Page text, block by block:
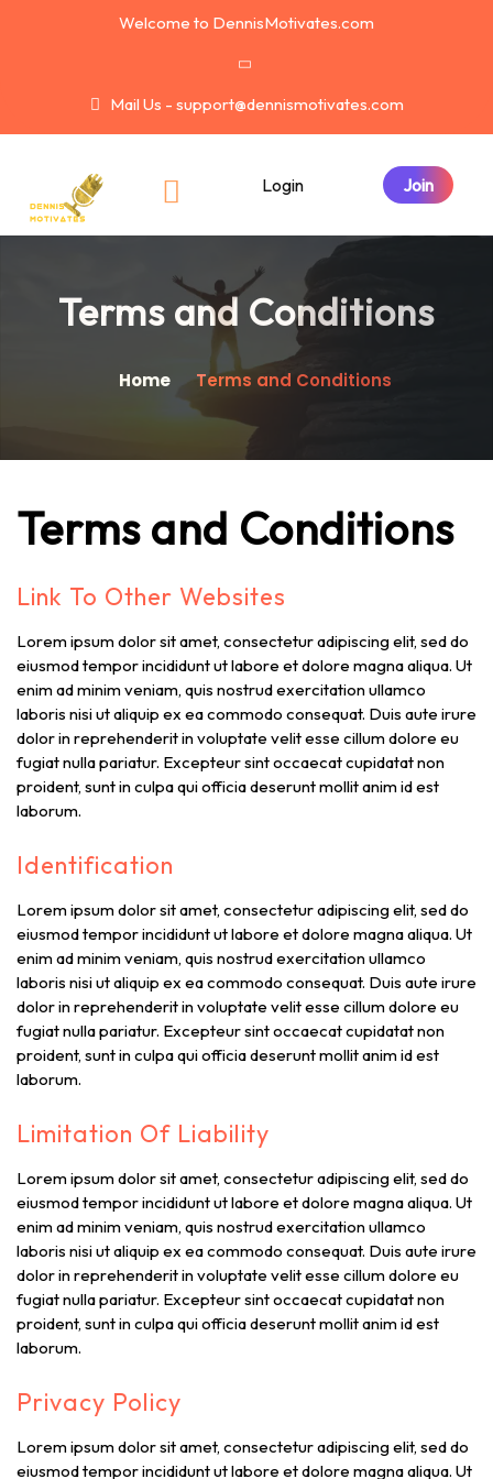
Welcome to DennisMotivates.com
Mail Us - support@dennismotivates.com
Login
Terms and Conditions
Home Terms and Conditions
Terms and Conditions
Link To Other Websites
Lorem ipsum dolor sit amet, consectetur adipiscing elit, sed do
eiusmod tempor incididunt ut labore et dolore magna aliqua. Ut
enim ad minim veniam, quis nostrud exercitation ullamco
laboris nisi ut aliquip ex ea commodo consequat. Duis aute irure
dolor in reprehenderit in voluptate velit esse cillum dolore eu
fugiat nulla pariatur. Excepteur sint occaecat cupidatat non
proident, sunt in culpa qui officia deserunt mollit anim id est
laborum.
Identification
Lorem ipsum dolor sit amet, consectetur adipiscing elit, sed do
eiusmod tempor incididunt ut labore et dolore magna aliqua. Ut
enim ad minim veniam, quis nostrud exercitation ullamco
laboris nisi ut aliquip ex ea commodo consequat. Duis aute irure
dolor in reprehenderit in voluptate velit esse cillum dolore eu
fugiat nulla pariatur. Excepteur sint occaecat cupidatat non
proident, sunt in culpa qui officia deserunt mollit anim id est
laborum.
Limitation Of Liability
Lorem ipsum dolor sit amet, consectetur adipiscing elit, sed do
eiusmod tempor incididunt ut labore et dolore magna aliqua. Ut
enim ad minim veniam, quis nostrud exercitation ullamco
laboris nisi ut aliquip ex ea commodo consequat. Duis aute irure
dolor in reprehenderit in voluptate velit esse cillum dolore eu
fugiat nulla pariatur. Excepteur sint occaecat cupidatat non
proident, sunt in culpa qui officia deserunt mollit anim id est
laborum.
Privacy Policy
Lorem ipsum dolor sit amet, consectetur adipiscing elit, sed do
eiusmod tempor incididunt ut labore et dolore magna aliqua. Ut